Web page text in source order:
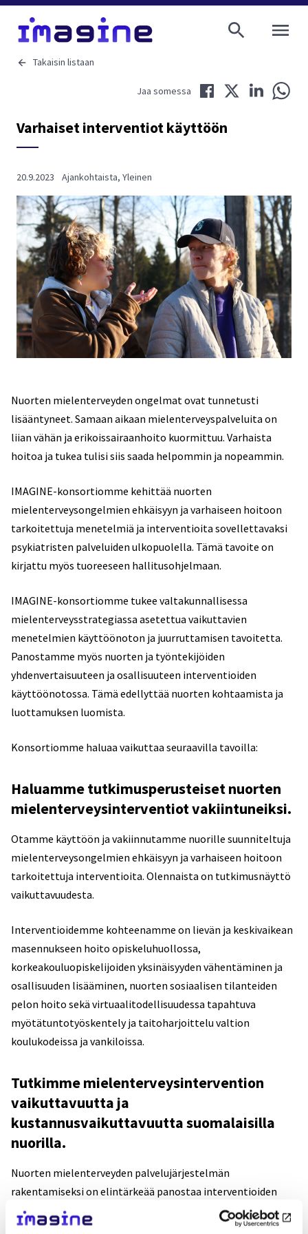
Takaisin listaan
Jaa somessa
Jaa Twitterissä
Jaa
Varhaiset interventiot käyttöön
20.9.2023 Ajankohtaista, Yleinen
Nuorten mielenterveyden ongelmat ovat tunnetusti
lisääntyneet. Samaan aikaan mielenterveyspalveluita on
liian vähän ja erikoissairaanhoito kuormittuu. Varhaista
hoitoa ja tukea tulisi siis saada helpommin ja nopeammin.
IMAGINE-konsortiomme kehittää nuorten
mielenterveysongelmien ehkäisyyn ja varhaiseen hoitoon
tarkoitettuja menetelmiä ja interventioita sovellettavaksi
psykiatristen palveluiden ulkopuolella. Tämä tavoite on
kirjattu myös tuoreeseen hallitusohjelmaan.
IMAGINE-konsortiomme tukee valtakunnallisessa
mielenterveysstrategiassa asetettua vaikuttavien
menetelmien käyttöönoton ja juurruttamisen tavoitetta.
Panostamme myös nuorten ja työntekijöiden
yhdenvertaisuuteen ja osallisuuteen interventioiden
käyttöönotossa. Tämä edellyttää nuorten kohtaamista ja
luottamuksen luomista.
Konsortiomme haluaa vaikuttaa seuraavilla tavoilla:
Haluamme tutkimusperusteiset nuorten
mielenterveysinterventiot vakiintuneiksi.
Otamme käyttöön ja vakiinnutamme nuorille suunniteltuja
mielenterveysongelmien ehkäisyyn ja varhaiseen hoitoon
tarkoitettuja interventioita. Olennaista on tutkimusnäyttö
vaikuttavuudesta.
Interventioidemme kohteenamme on lievän ja keskivaikean
masennukseen hoito opiskeluhuollossa,
korkeakouluopiskelijoiden yksinäisyyden vähentäminen ja
osallisuuden lisääminen, nuorten sosiaalisen tilanteiden
pelon hoito sekä virtuaalitodellisuudessa tapahtuva
myötätuntotyöskentely ja taitoharjoittelu valtion
koulukodeissa ja vankiloissa.
Tutkimme mielenterveysintervention
vaikuttavuutta ja
kustannusvaikuttavuutta suomalaisilla
nuorilla.
Nuorten mielenterveyden palvelujärjestelmän
rakentamiseksi on elintärkeää panostaa interventioiden
vaikuttavuus-, kustannusvaikuttavuus-, käyttöönotto- sekä
juurruttamistutkimukseen.